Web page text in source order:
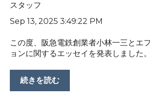
スタッフ
Sep 13, 2025 3:49:22 PM
この度、阪急電鉄創業者小林一三とエ
ョンに関するエッセイを発表しました。
続きを読む